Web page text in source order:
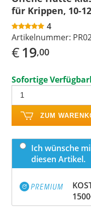
für Krippen, 10-
4
Artikelnummer:
€19,00
Sofortige
ZUM
Ich wünsche
diesen Artikel.